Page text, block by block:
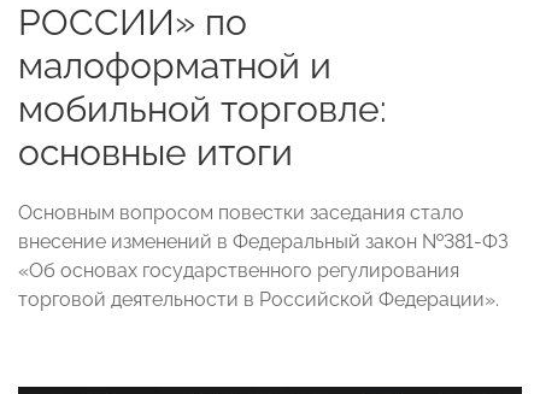
РОССИИ» по
малоформатной и
мобильной торговле:
основные итоги
Основным вопросом повестки заседания стало
внесение изменений в Федеральный закон №381-ФЗ
«Об основах государственного регулирования
торговой деятельности в Российской Федерации».